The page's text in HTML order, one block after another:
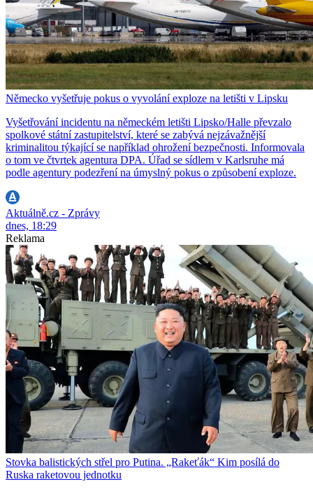
Německo vyšetřuje pokus o vyvolání exploze na letišti v Lipsku
Vyšetřování incidentu na německém letišti Lipsko/Halle převzalo
spolkové státní zastupitelství, které se zabývá nejzávažnější
kriminalitou týkající se například ohrožení bezpečnosti. Informovala
o tom ve čtvrtek agentura DPA. Úřad se sídlem v Karlsruhe má
podle agentury podezření na úmyslný pokus o způsobení exploze.
Aktuálně.cz - Zprávy
dnes, 18:29
Reklama
Stovka balistických střel pro Putina. „Rakeťák“ Kim posílá do
Ruska raketovou jednotku